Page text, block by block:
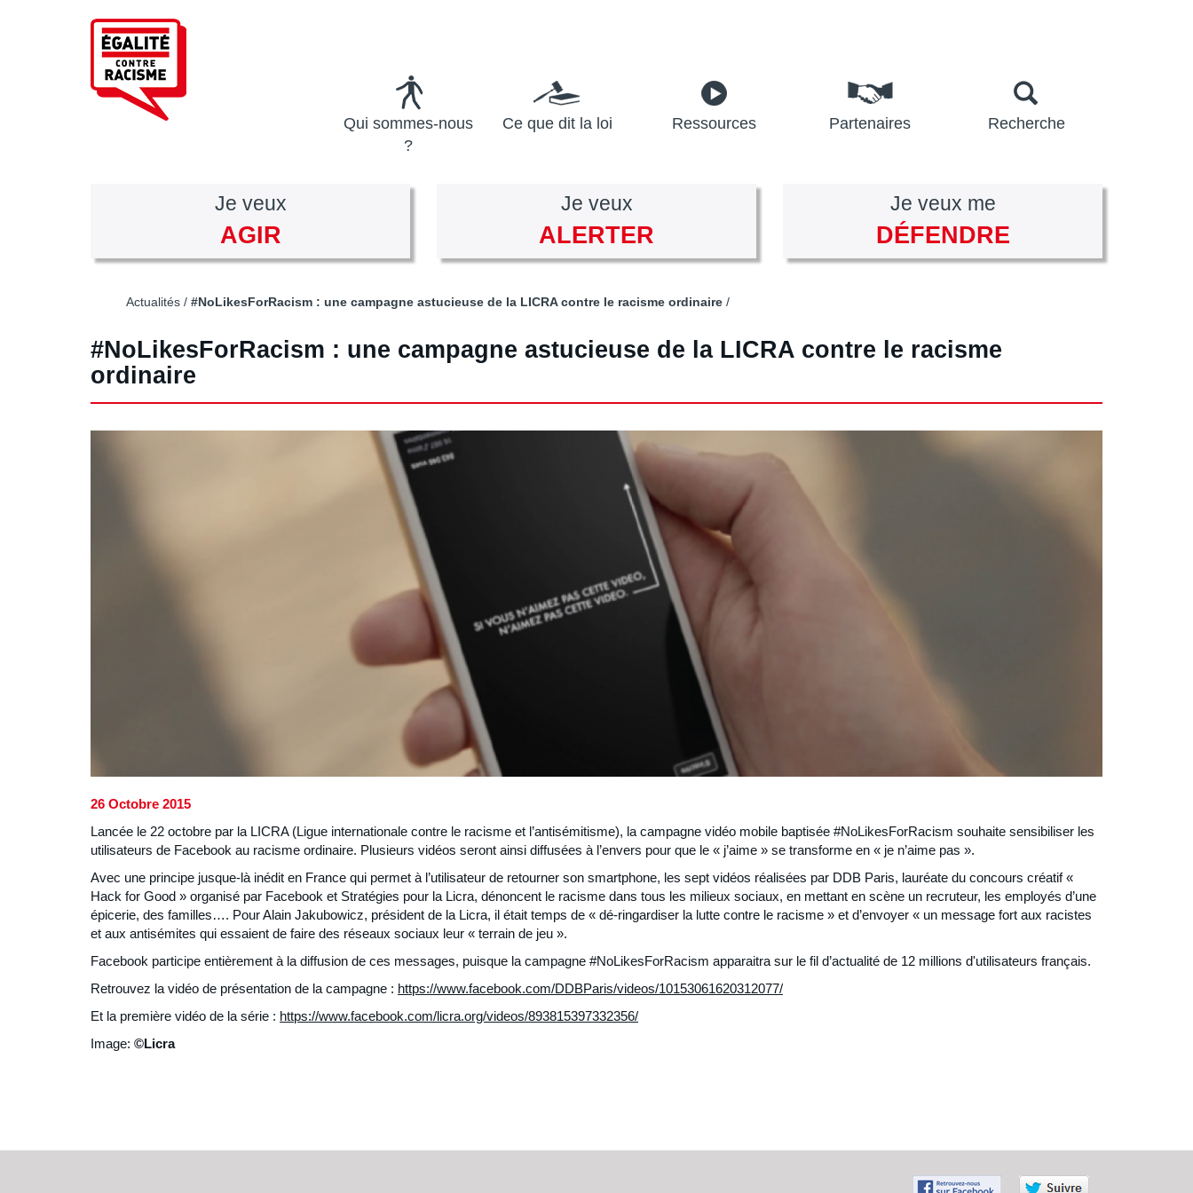
Qui sommes-nous
?
Ce que dit la loi Ressources Partenaires Recherche
Je veux
AGIR
Je veux
ALERTER
Je veux me
DÉFENDRE
Actualités #NoLikesForRacism : une campagne astucieuse de la LICRA contre le racisme ordinaire
#NoLikesForRacism : une campagne astucieuse de la LICRA contre le racisme
ordinaire
26 Octobre 2015
Lancée le 22 octobre par la LICRA (Ligue internationale contre le racisme et l’antisémitisme), la campagne vidéo mobile baptisée #NoLikesForRacism souhaite sensibiliser les
utilisateurs de Facebook au racisme ordinaire. Plusieurs vidéos seront ainsi diffusées à l’envers pour que le « j’aime » se transforme en « je n’aime pas ».
Avec une principe jusque-là inédit en France qui permet à l’utilisateur de retourner son smartphone, les sept vidéos réalisées par DDB Paris, lauréate du concours créatif «
Hack for Good » organisé par Facebook et Stratégies pour la Licra, dénoncent le racisme dans tous les milieux sociaux, en mettant en scène un recruteur, les employés d’une
épicerie, des familles…. Pour Alain Jakubowicz, président de la Licra, il était temps de « dé-ringardiser la lutte contre le racisme » et d’envoyer « un message fort aux racistes
et aux antisémites qui essaient de faire des réseaux sociaux leur « terrain de jeu ».
Facebook participe entièrement à la diffusion de ces messages, puisque la campagne #NoLikesForRacism apparaitra sur le fil d’actualité de 12 millions d'utilisateurs français.
Retrouvez la vidéo de présentation de la campagne : https://www.facebook.com/DDBParis/videos/10153061620312077/
Et la première vidéo de la série : https://www.facebook.com/licra.org/videos/893815397332356/
Image: ©Licra